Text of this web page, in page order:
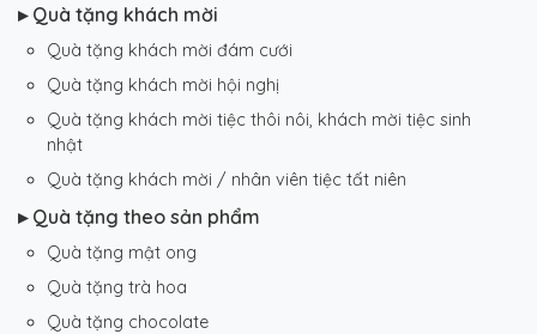
▸ Quà tặng khách mời
Quà tặng khách mời đám cưới
Quà tặng khách mời hội nghị
Quà tặng khách mời tiệc thôi nôi, khách mời tiệc sinh
nhật
Quà tặng khách mời / nhân viên tiệc tất niên
▸ Quà tặng theo sản phẩm
Quà tặng mật ong
Quà tặng trà hoa
Quà tặng chocolate